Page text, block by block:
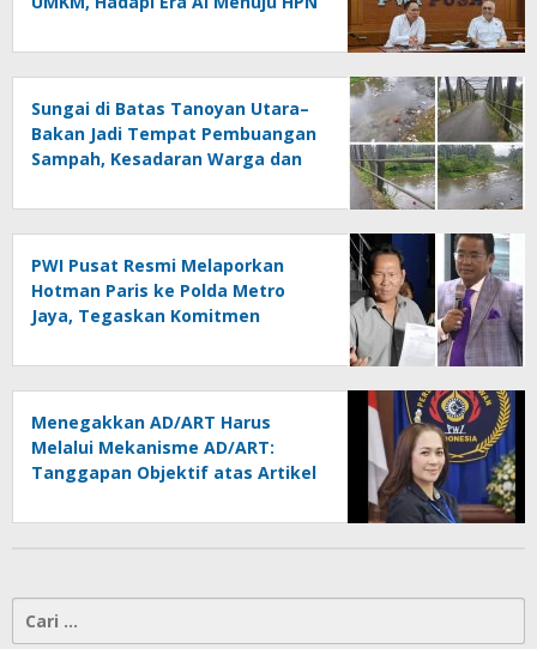
Sungai di Batas Tanoyan Utara–
Bakan Jadi Tempat Pembuangan
Sampah, Kesadaran Warga dan
Dipertanyakan
PWI Pusat Resmi Melaporkan
Hotman Paris ke Polda Metro
Jaya, Tegaskan Komitmen
Menegakkan AD/ART Harus
Melalui Mekanisme AD/ART:
Tanggapan Objektif atas Artikel
Konspirasi Melanggar Aturan”
Cari
untuk: